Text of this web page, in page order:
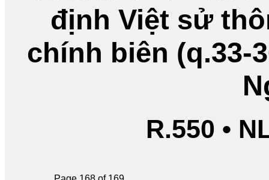
định Việt sử
chính biên (q.33-
R.550 •